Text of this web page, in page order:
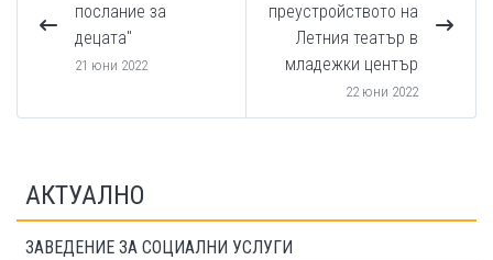
послание за
децата"
21 юни 2022
преустройството на
Летния театър в
младежки център
22 юни 2022
АКТУАЛНО
ЗАВЕДЕНИЕ ЗА СОЦИАЛНИ УСЛУГИ